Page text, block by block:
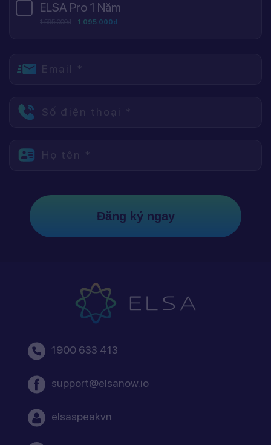
ELSA Pro 1 Năm
1.595.000đ 1.095.000đ
Email *
Số điện thoại *
Họ tên *
Đăng ký ngay
1900 633 413
support@elsanow.io
elsaspeakvn